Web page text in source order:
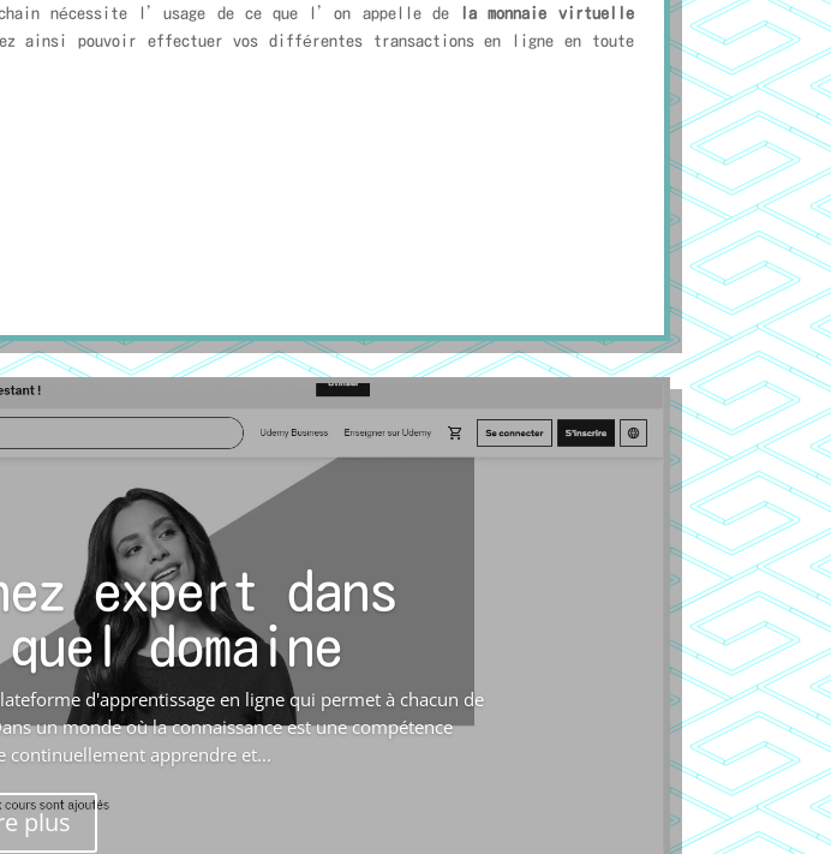
l’usage de ce que l’on appelle de
la monnaie virtuelle
ainsi pouvoir effectuer vos différentes transactions en ligne en toute
expert dans
domaine
d'apprentissage en ligne qui permet à chacun de
un monde où la connaissance est une compétence
continuellement apprendre et...
plus